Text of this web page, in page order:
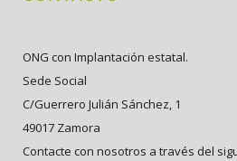
ONG con Implantación estatal.
Sede Social
C/Guerrero Julián Sánchez, 1
49017 Zamora
Contacte con nosotros a través del